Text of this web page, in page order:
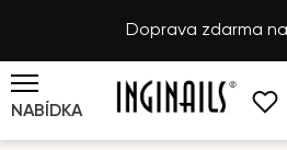
Doprava zdarma
NABÍDKA